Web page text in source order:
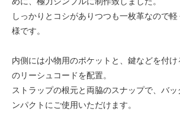
しっかりとコシがありつつも一枚革なので
様です。
内側には小物用のポケットと、鍵などを付
のリーシュコードを配置。
ストラップの根元と両脇のスナップで、バ
ンパクトにご使用いただけます。